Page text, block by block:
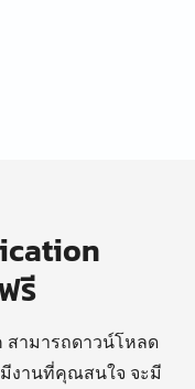
รี
สามารถดาวน์โหลด
มีงานที่คุณสนใจ จะมี